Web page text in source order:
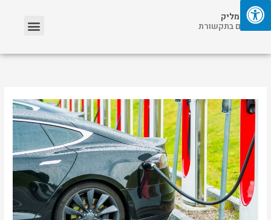
דילוג
לתוכן
אריאל מליק
אזכורים בתקשורת